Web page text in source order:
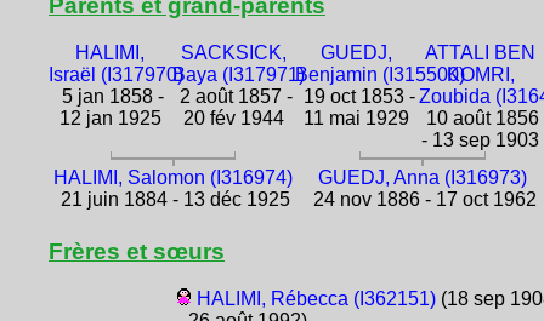
HALIMI,
Israël (I317970)
5 jan 1858 -
12 jan 1925
SACKSICK,
Baya (I317971)
2 août 1857 -
20 fév 1944
GUEDJ,
Benjamin (I315500)
19 oct 1853 -
11 mai 1929
ATTALI BEN
KOMRI,
Zoubida
10 août 1856
- 13 sep 1903
HALIMI, Salomon (I316974)
21 juin 1884 - 13 déc 1925
GUEDJ, Anna (I316973)
24 nov 1886 - 17 oct 1962
Frères et sœurs
HALIMI, Rébecca (I362151)(18 sep